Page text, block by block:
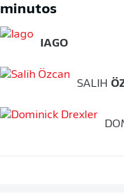
minutos
IAGO
SALIH